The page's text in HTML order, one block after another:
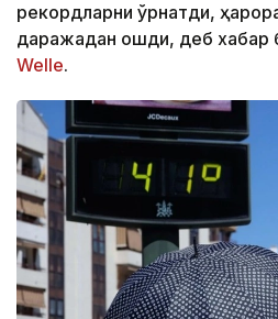
рекордларни ўрнатди,
даражадан ошди, деб хабар
Welle.